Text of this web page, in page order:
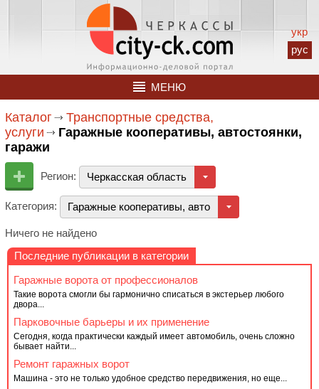
укр
рус
МЕНЮ
Каталог
Транспортные средства,
услуги
Гаражные кооперативы, автостоянки,
гаражи
Регион: Черкасская область
Категория: Гаражные кооперативы, автостоянки, гаражи
Ничего не найдено
Последние публикации в категории
Гаражные ворота от профессионалов
Такие ворота смогли бы гармонично списаться в экстерьер любого
двора...
Парковочные барьеры и их применение
Сегодня, когда практически каждый имеет автомобиль, очень сложно
бывает найти...
Ремонт гаражных ворот
Машина - это не только удобное средство передвижения, но еще...